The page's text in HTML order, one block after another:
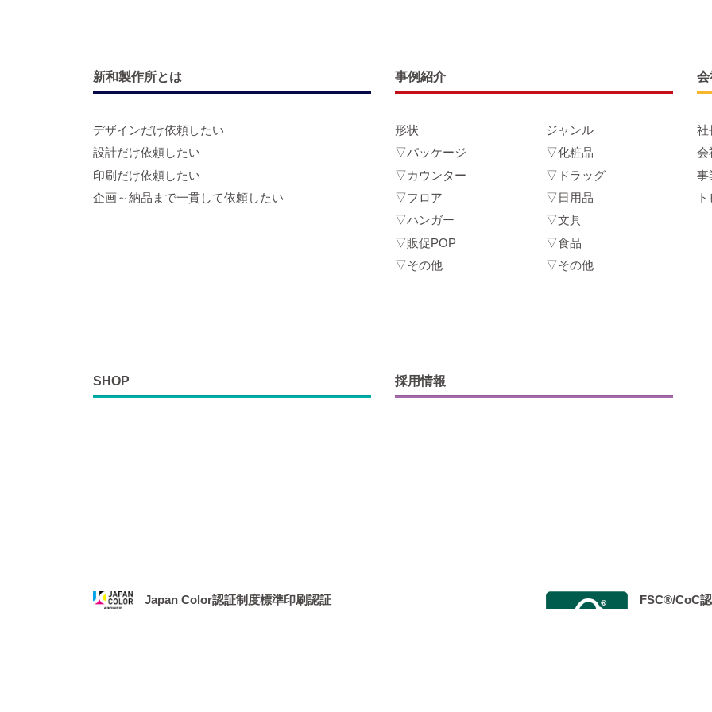
新和製作所とは
デザインだけ依頼したい
設計だけ依頼したい
印刷だけ依頼したい
企画～納品まで一貫して依頼したい
事例紹介
形状
▽パッケージ
▽カウンター
▽フロア
▽ハンガー
▽販促POP
▽その他
ジャンル
▽化粧品
▽ドラッグ
▽日用品
▽文具
▽食品
▽その他
会
社
会
事
SHOP 採用情報
Japan Color認証制度標準印刷認証
FSC®/CoC認